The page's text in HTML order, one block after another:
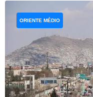
ORIENTE MÉDIO